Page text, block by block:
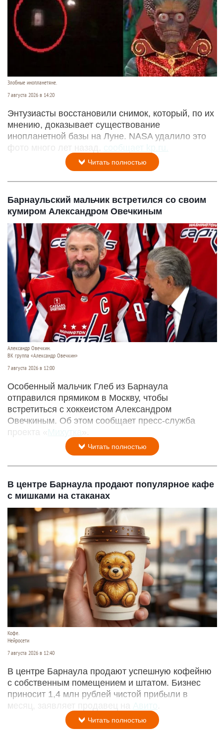
Злобные инопланетяне.
7 августа 2026 в 14:20
Энтузиасты восстановили снимок, который, по их
мнению, доказывает существование
инопланетной базы на Луне. NASA удалило это
фото много лет назад,
сообщает kp.ru.
Читать полностью
Барнаульский мальчик встретился со своим
кумиром Александром Овечкиным
Александр Овечкин.
ВК группа «Александр Овечкин»
7 августа 2026 в 12:00
Особенный мальчик Глеб из Барнаула
отправился прямиком в Москву, чтобы
встретиться с хоккеистом Александром
Овечкиным. Об этом сообщает пресс-служба
проекта « Михутка
Читать полностью
В центре Барнаула продают популярное кафе
с мишками на стаканах
Кофе.
Нейросети
7 августа 2026 в 12:40
В центре Барнаула продают успешную кофейню
с собственным помещением и штатом. Бизнес
приносит 1,4 млн рублей чистой прибыли в
месяц, заявляет продавец на
Авито
Читать полностью